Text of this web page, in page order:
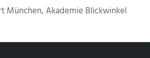
München, Akademie Blickwinkel